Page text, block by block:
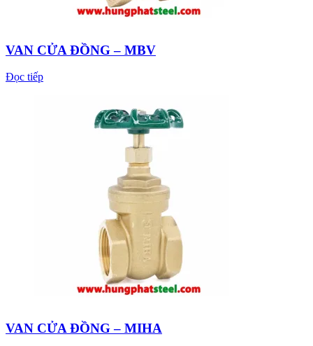
VAN CỬA ĐỒNG – MBV
Đọc tiếp
VAN CỬA ĐỒNG – MIHA